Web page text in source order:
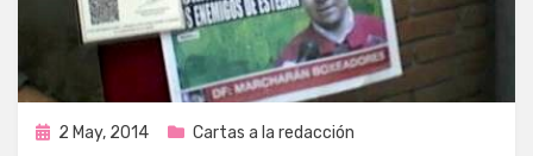
Publicada
2 May, 2014 Cartas a la redacción